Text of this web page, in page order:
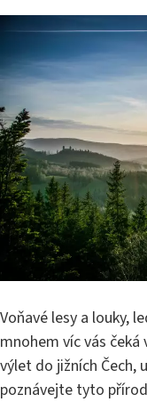
Voňavé lesy a louky,
mnohem víc vás
výlet do jižních Čech,
poznávejte tyto